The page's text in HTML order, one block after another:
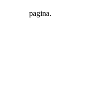
pagina.